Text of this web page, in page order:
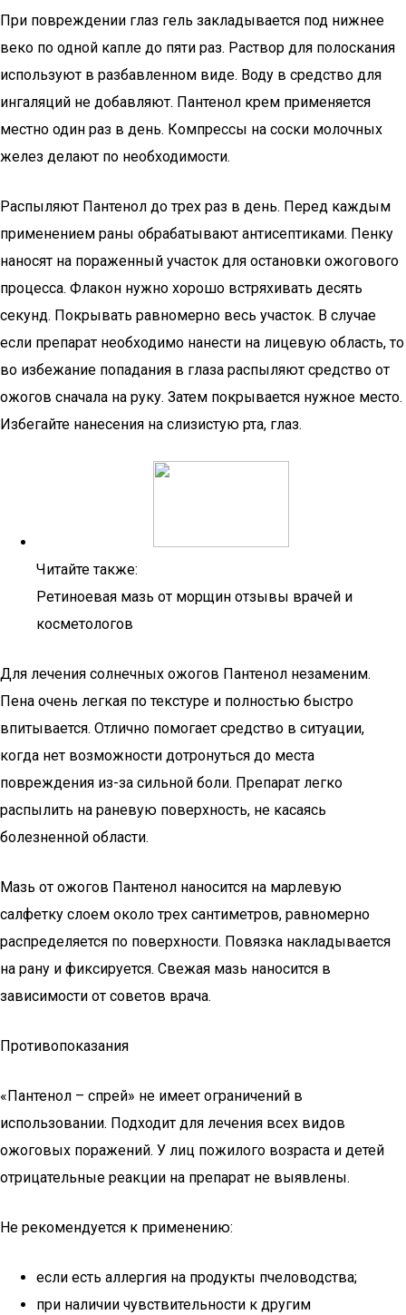
При повреждении глаз гель закладывается под нижнее
веко по одной капле до пяти раз. Раствор для полоскания
используют в разбавленном виде. Воду в средство для
ингаляций не добавляют. Пантенол крем применяется
местно один раз в день. Компрессы на соски молочных
желез делают по необходимости.
Распыляют Пантенол до трех раз в день. Перед каждым
применением раны обрабатывают антисептиками. Пенку
наносят на пораженный участок для остановки ожогового
процесса. Флакон нужно хорошо встряхивать десять
секунд. Покрывать равномерно весь участок. В случае
если препарат необходимо нанести на лицевую область, то
во избежание попадания в глаза распыляют средство от
ожогов сначала на руку. Затем покрывается нужное место.
Избегайте нанесения на слизистую рта, глаз.
Читайте также:
Ретиноевая мазь от морщин отзывы врачей и
косметологов
Для лечения солнечных ожогов Пантенол незаменим.
Пена очень легкая по текстуре и полностью быстро
впитывается. Отлично помогает средство в ситуации,
когда нет возможности дотронуться до места
повреждения из-за сильной боли. Препарат легко
распылить на раневую поверхность, не касаясь
болезненной области.
Мазь от ожогов Пантенол наносится на марлевую
салфетку слоем около трех сантиметров, равномерно
распределяется по поверхности. Повязка накладывается
на рану и фиксируется. Свежая мазь наносится в
зависимости от советов врача.
Противопоказания
«Пантенол – спрей» не имеет ограничений в
использовании. Подходит для лечения всех видов
ожоговых поражений. У лиц пожилого возраста и детей
отрицательные реакции на препарат не выявлены.
Не рекомендуется к применению:
если есть аллергия на продукты пчеловодства;
при наличии чувствительности к другим